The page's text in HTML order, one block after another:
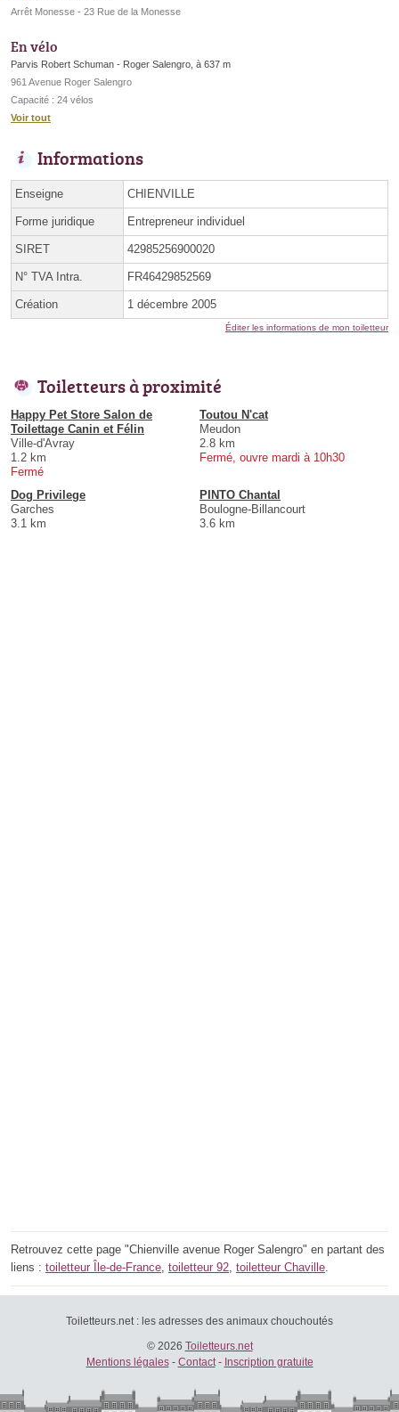
Arrêt Monesse - 23 Rue de la Monesse
En vélo
Parvis Robert Schuman - Roger Salengro, à 637 m
961 Avenue Roger Salengro
Capacité : 24 vélos
Voir tout
Informations
Enseigne CHIENVILLE
Forme juridique Entrepreneur individuel
SIRET 42985256900020
N° TVA Intra. FR46429852569
Création 1 décembre 2005
Éditer les informations de mon toiletteur
Toiletteurs à proximité
Happy Pet Store Salon de
Toilettage Canin et Félin
Ville-d'Avray
1.2 km
Fermé
Toutou N'cat
Meudon
2.8 km
Fermé, ouvre mardi à 10h30
Dog Privilege
Garches
3.1 km
PINTO Chantal
Boulogne-Billancourt
3.6 km
Retrouvez cette page "Chienville avenue Roger Salengro" en partant des
liens : toiletteur Île-de-France, toiletteur 92, toiletteur Chaville.
Toiletteurs.net : les adresses des animaux chouchoutés
© 2026 Toiletteurs.net
Mentions légales- Contact- Inscription gratuite